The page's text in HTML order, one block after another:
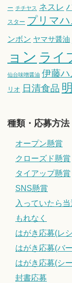
ー チチヤス ネスレ
スター プリマハ
ンボン ヤマサ醤油
ョン ライ
仙台味噌醤油 伊藤ハ
リオ 日清食品
種類・応募方法
オープン懸賞
クローズド懸賞
タイアップ懸賞
SNS懸賞
入っていたら当
もれなく
はがき応募(レ
はがき応募(バ
はがき応募(シ
封書応募